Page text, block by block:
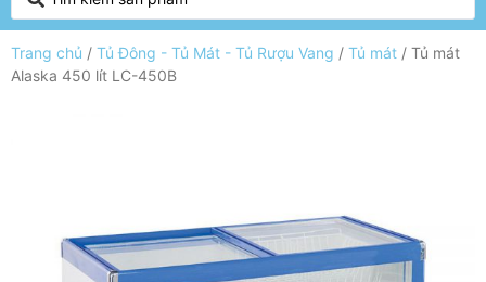
Trang chủ / Tủ Đông - Tủ Mát - Tủ Rượu Vang / Tủ mát / Tủ mát
Alaska 450 lít LC-450B